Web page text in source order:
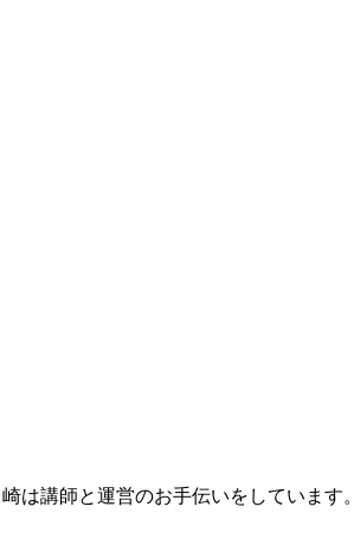
は講師と運営のお手伝いをしています。